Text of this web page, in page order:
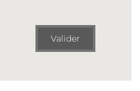
Valider